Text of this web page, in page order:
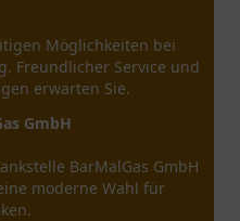
Möglichkeiten bei
Freundlicher Service und
erwarten Sie.
GmbH
BarMalGas GmbH
moderne Wahl für